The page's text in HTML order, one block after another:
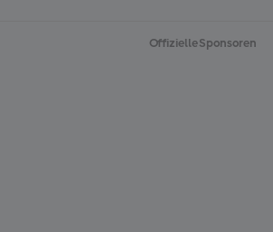
Offizielle Sponsoren